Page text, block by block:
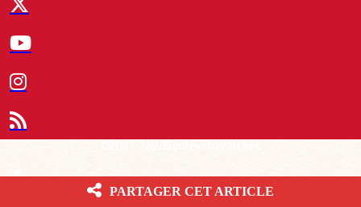
Le Fil d’actualité BV
PARTAGER CET ARTICLE